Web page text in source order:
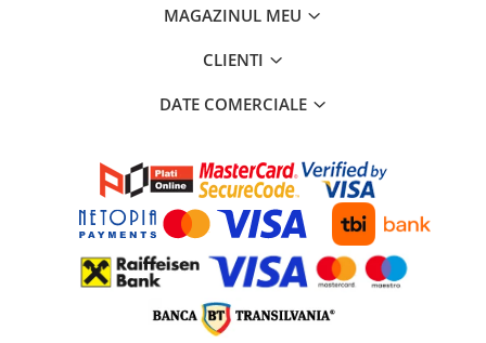
MAGAZINUL MEU
CLIENTI
DATE COMERCIALE